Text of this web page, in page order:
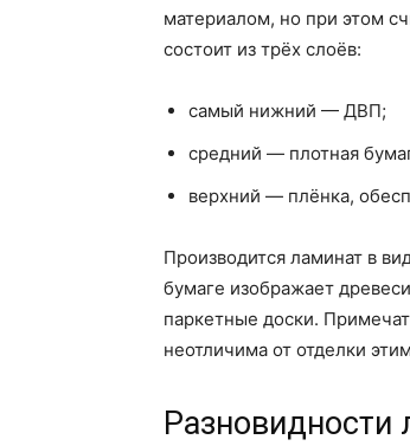
материалом, но при этом
состоит из трёх слоёв:
самый нижний — ДВП;
средний — плотная
верхний — плёнка,
Производится ламинат в
бумаге изображает
паркетные доски.
неотличима от отделки
Разновидности